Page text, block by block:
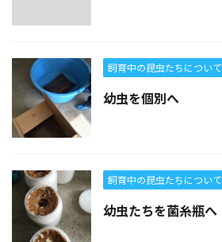
飼育中の昆虫たちについて
幼虫を個別へ
飼育中の昆虫たちについて
幼虫たちを菌糸瓶へ